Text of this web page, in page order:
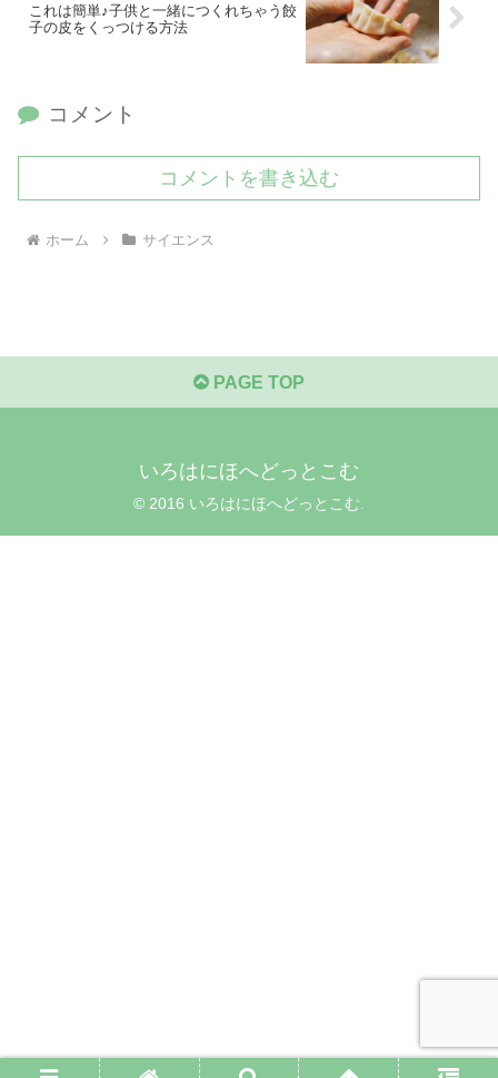
これは簡単♪子供と一緒につくれちゃう餃
子の皮をくっつける方法
コメント
コメントを書き込む
ホーム サイエンス
PAGE TOP
いろはにほへどっとこむ
© 2016 いろはにほへどっとこむ.